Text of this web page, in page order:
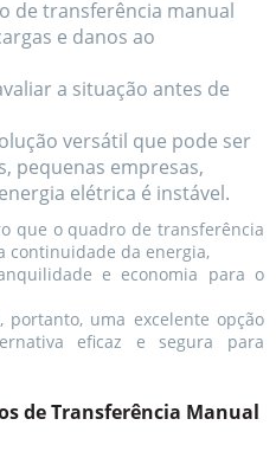
de transferência manual
e danos ao
a situação antes de
versátil que pode ser
pequenas empresas,
elétrica é instável.
que o quadro de transferência
continuidade da energia,
e economia para o
portanto, uma excelente opção
eficaz e segura para
de Transferência Manual